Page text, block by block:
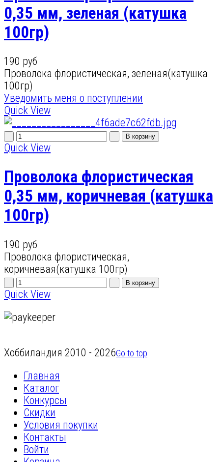
0,35 мм, зеленая (катушка
100гр)
190 руб
Проволока флористическая, зеленая(катушка
100гр)
Уведомить меня о поступлении
Quick View
Quick View
Проволока флористическая
0,35 мм, коричневая (катушка
100гр)
190 руб
Проволока флористическая,
коричневая(катушка 100гр)
Quick View
Хоббиландия 2010 - 2026Go to top
Главная
Каталог
Конкурсы
Скидки
Условия покупки
Контакты
Войти